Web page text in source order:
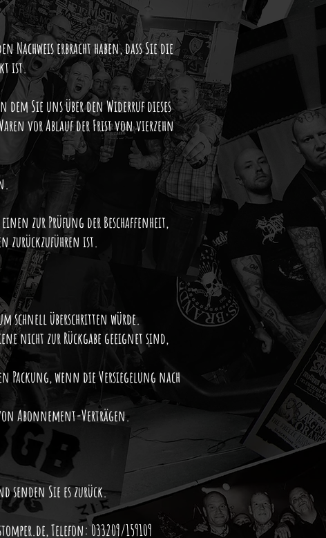
erbracht haben, dass Sie die
ist.
Sie uns über den Widerruf dieses
vor Ablauf der Frist von vierzehn
zur Prüfung der Beschaffenheit,
zurückzuführen ist.
schnell überschritten würde.
nicht zur Rückgabe geeignet sind,
Packung, wenn die Versiegelung nach
Abonnement-Verträgen.
senden Sie es zurück.
, Telefon: 033209/159109